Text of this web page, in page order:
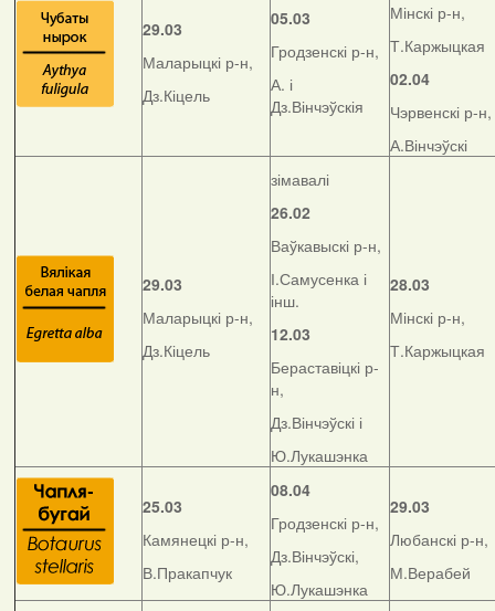
29.03
Маларыцкі р-н,
Дз.Кіцель
05.03
Гродзенскі р-н,
А. і
Дз.Вінчэўскія
Мінскі р-н,
Т.Каржыцкая
02.04
Чэрвенскі р-н,
А.Вінчэўскі
29.03
Маларыцкі р-н,
Дз.Кіцель
зімавалі
26.02
Ваўкавыскі р-н,
І.Самусенка і
інш.
12.03
Бераставіцкі р-
н,
Дз.Вінчэўскі і
Ю.Лукашэнка
28.03
Мінскі р-н,
Т.Каржыцкая
25.03
Камянецкі р-н,
В.Пракапчук
08.04
Гродзенскі р-н,
Дз.Вінчэўскі,
Ю.Лукашэнка
29.03
Любанскі р-н,
М.Верабей